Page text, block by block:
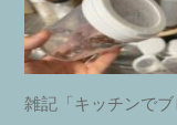
雑記「キッチンでブ